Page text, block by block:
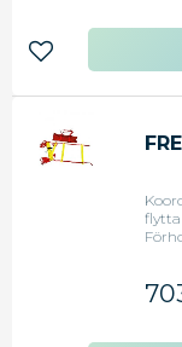
Lägg till i
flytta